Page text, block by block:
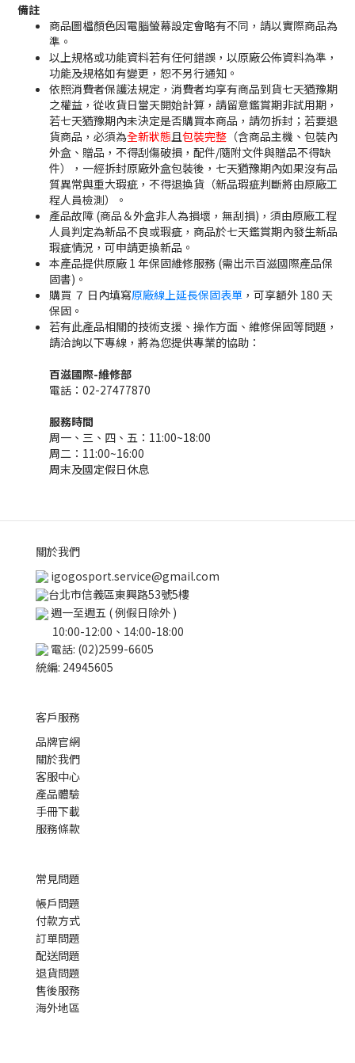
備註
商品圖檔顏色因電腦螢幕設定會略有不同，請以實際商品為
準。
以上規格或功能資料若有任何錯誤，以原廠公佈資料為準，
功能及規格如有變更，恕不另行通知。
依照消費者保護法規定，消費者均享有商品到貨七天猶豫期
之權益，從收貨日當天開始計算，請留意鑑賞期非試用期，
若七天猶豫期內未決定是否購買本商品，請勿拆封；若要退
貨商品，必須為全新狀態且包裝完整 （含商品主機、包裝內
外盒、贈品，不得刮傷破損，配件/隨附文件與贈品不得缺
件），一經拆封原廠外盒包裝後，七天猶豫期內如果沒有品
質異常與重大瑕疵，不得退換貨（新品瑕疵判斷將由原廠工
程人員檢測）。
產品故障 (商品＆外盒非人為損壞，無刮損)，須由原廠工程
人員判定為新品不良或瑕疵，商品於七天鑑賞期內發生新品
瑕疵情況，可申請更換新品。
本產品提供原廠 1 年保固維修服務 (需出示百滋國際產品保
固書)。
購買 ７ 日內填寫原廠線上延長保固表單 ，可享額外 180 天
保固。
若有此產品相關的技術支援、操作方面、維修保固等問題，
請洽詢以下專線，將為您提供專業的協助：
百滋國際-維修部
電話：02-27477870
服務時間
周一、三、四、五：11:00~18:00
周二：11:00~16:00
周末及國定假日休息
關於我們
igogosport.service@gmail.com
台北市信義區東興路53號5樓
週一至週五 ( 例假日除外 )
10:00-12:00、14:00-18:00
電話: (02)2599-6605
統編: 24945605
客戶服務
品牌官網
關於我們
客服中心
產品體驗
手冊下載
服務條款
常見問題
帳戶問題
付款方式
訂單問題
配送問題
退貨問題
售後服務
海外地區